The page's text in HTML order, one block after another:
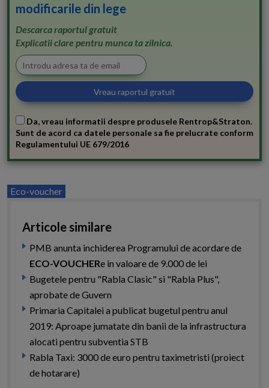
modificarile din lege
Descarca raportul gratuit
Explicatii clare pentru munca ta zilnica.
Da, vreau informatii despre produsele Rentrop&Straton.
Sunt de acord ca datele personale sa fie prelucrate conform
Regulamentului UE 679/2016
Eco-voucher
Articole similare
PMB anunta inchiderea Programului de acordare de
ECO-VOUCHERe in valoare de 9.000 de lei
Bugetele pentru "Rabla Clasic" si "Rabla Plus",
aprobate de Guvern
Primaria Capitalei a publicat bugetul pentru anul
2019: Aproape jumatate din banii de la infrastructura
alocati pentru subventia STB
Rabla Taxi: 3000 de euro pentru taximetristi (proiect
de hotarare)